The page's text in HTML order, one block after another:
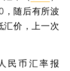
，随后有所波
汇价，上一次
币汇率报